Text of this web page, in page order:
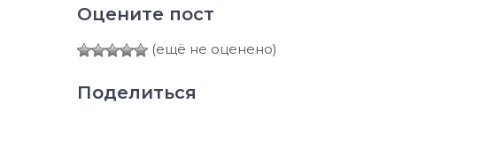
Оцените пост
(ещё не оценено)
Поделиться